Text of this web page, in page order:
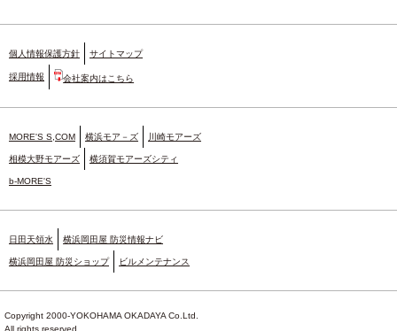
個人情報保護方針 サイトマップ
採用情報 会社案内はこちら
MORE'S S,COM 横浜モア－ズ 川崎モアーズ
相模大野モアーズ 横須賀モアーズシティ
b-MORE'S
日田天領水 横浜岡田屋 防災情報ナビ
横浜岡田屋 防災ショップ ビルメンテナンス
Copyright 2000-YOKOHAMA OKADAYA Co.Ltd.
All rights reserved